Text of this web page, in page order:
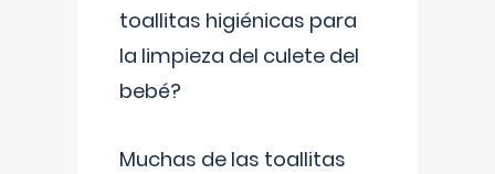
toallitas higiénicas para
la limpieza del culete del
bebé?
Muchas de las toallitas